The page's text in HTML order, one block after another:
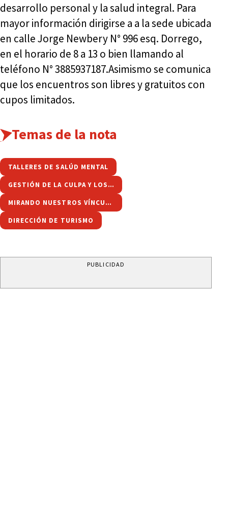
desarrollo personal y la salud integral. Para
mayor información dirigirse a a la sede ubicada
en calle Jorge Newbery N° 996 esq. Dorrego,
en el horario de 8 a 13 o bien llamando al
teléfono N° 3885937187.Asimismo se comunica
que los encuentros son libres y gratuitos con
cupos limitados.
Temas de la nota
TALLERES DE SALÚD MENTAL
GESTIÓN DE LA CULPA Y LOS VÍNCULOS
MIRANDO NUESTROS VÍNCULOS
DIRECCIÓN DE TURISMO
PUBLICIDAD